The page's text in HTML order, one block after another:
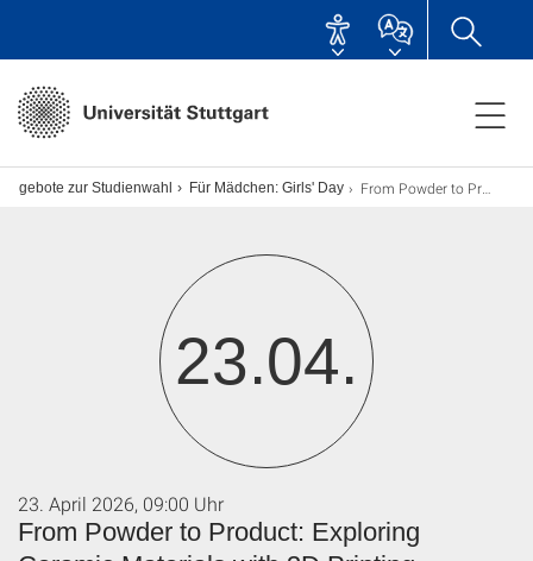
zur Studienwahl Für Mädchen: Girls' Day From Powder to Product: Exploring Ceramic Materials with 3D Printing - AUSGEBUCHT!
23.04.
From Powder to Product: Exploring
23. April 2026, 09:00 Uhr